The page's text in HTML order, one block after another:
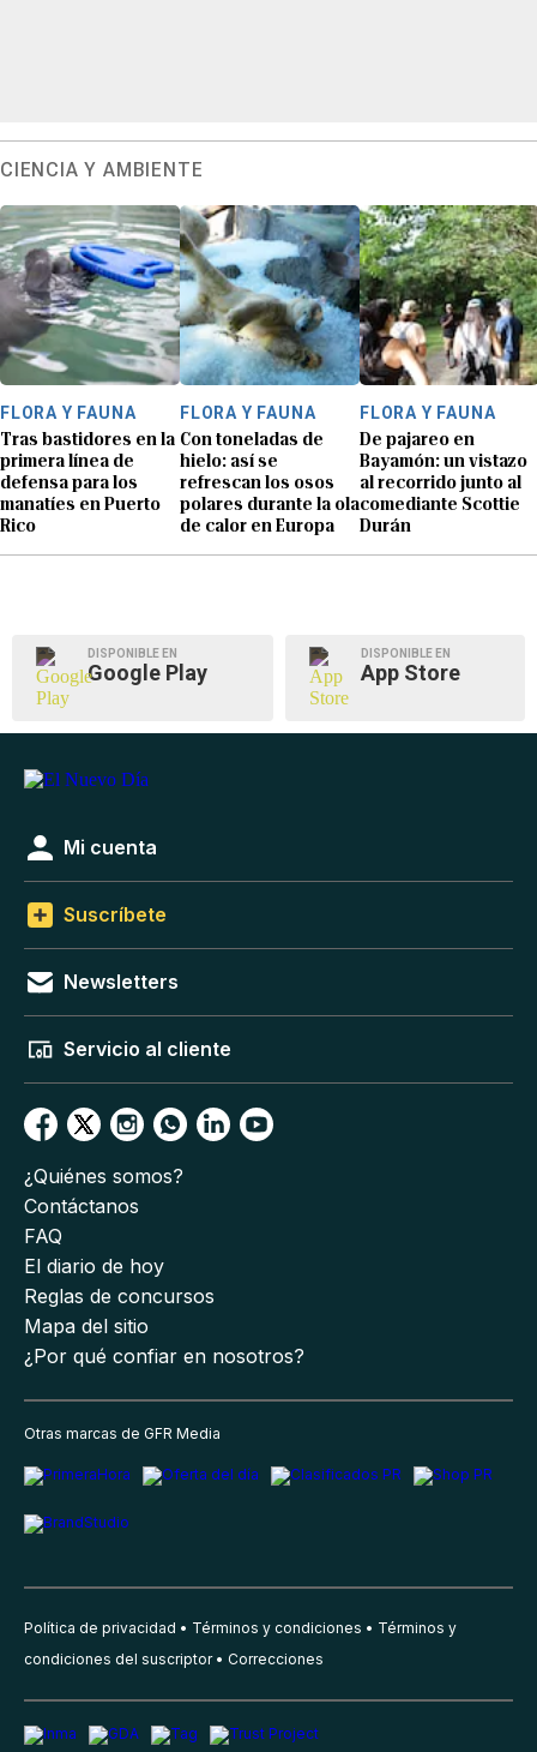
CIENCIA Y AMBIENTE
FLORA Y FAUNA
Tras bastidores en la
primera línea de
defensa para los
manatíes en Puerto
Rico
FLORA Y FAUNA
Con toneladas de
hielo: así se
refrescan los osos
polares durante la ola
de calor en Europa
FLORA Y FAUNA
De pajareo en
Bayamón: un vistazo
al recorrido junto al
comediante Scottie
Durán
DISPONIBLE EN
Google Play
DISPONIBLE EN
App Store
Mi cuenta
Suscríbete
Newsletters
Servicio al cliente
¿Quiénes somos?
Contáctanos
FAQ
El diario de hoy
Reglas de concursos
Mapa del sitio
¿Por qué confiar en nosotros?
Otras marcas de GFR Media
Política de privacidad Términos y condiciones
Términos y
condiciones del suscriptor
Correcciones